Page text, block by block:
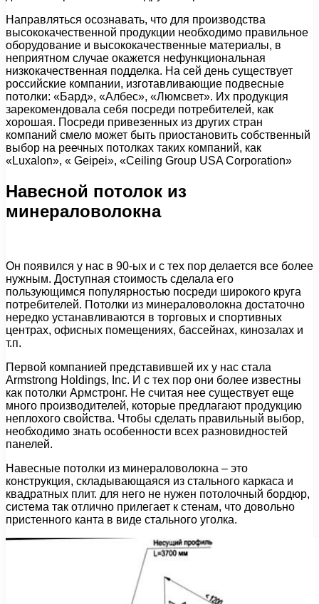
Направляться осознавать, что для производства
высококачественной продукции необходимо правильное
оборудование и высококачественные материалы, в
неприятном случае окажется нефункциональная
низкокачественная подделка. На сей день существует
российские компании, изготавливающие подвесные
потолки: «Бард», «Албес», «Люмсвет». Их продукция
зарекомендовала себя посреди потребителей, как
хорошая. Посреди привезенных из других стран
компаний смело может быть приостановить собственный
выбор на реечных потолках таких компаний, как
«Luxalon», « Geipei», «Ceiling Group USA Corporation»
Навесной потолок из
минераловолокна
Он появился у нас в 90-ых и с тех пор делается все более
нужным. Доступная стоимость сделала его
пользующимся популярностью посреди широкого круга
потребителей. Потолки из минераловолокна достаточно
нередко устанавливаются в торговых и спортивных
центрах, офисных помещениях, бассейнах, кинозалах и
т.п.
Первой компанией представившей их у нас стала
Armstrong Holdings, Inc. И с тех пор они более известны
как потолки Армстронг. Не считая нее существует еще
много производителей, которые предлагают продукцию
неплохого свойства. Чтобы сделать правильный выбор,
необходимо знать особенности всех разновидностей
панелей.
Навесные потолки из минераловолокна – это
конструкция, складывающаяся из стального каркаса и
квадратных плит. для него не нужен потолочный бордюр,
система так отлично прилегает к стенам, что довольно
пристенного канта в виде стального уголка.